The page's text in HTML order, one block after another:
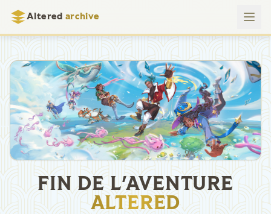
Altered archive
FIN DE L'AVENTURE
ALTERED